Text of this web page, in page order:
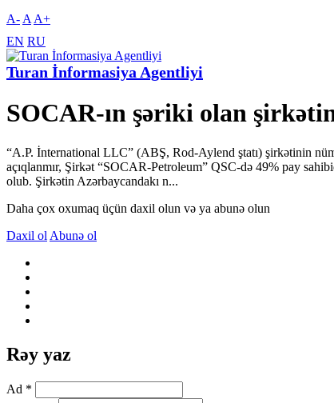
A- A A+
EN RU
Turan İnformasiya Agentliyi
SOCAR-ın şəriki olan
“A.P. İnternational LLC” (ABŞ, Rod-Aylend ştatı) şirkətinin
açıqlanmır, Şirkət “SOCAR-Petroleum” QSC-də 49% pay
olub. Şirkətin Azərbaycandakı n...
Daha çox oxumaq üçün daxil olun və ya abunə olun
Daxil ol Abunə ol
Rəy yaz
Ad *